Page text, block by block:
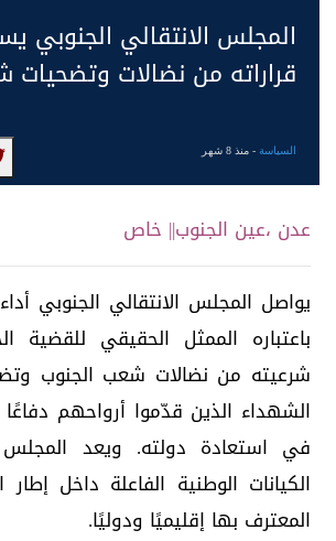
المجلس الانتقالي الجنوبي
قراراته من نضالات
السياسة- منذ 8 شهر
عدن ،عين الجنوب|| خاص
يواصل المجلس الانتقالي الجنوبي
باعتباره الممثل الحقيقي للقضية
شرعيته من نضالات شعب الجنوب
الشهداء الذين قدّموا أرواحهم
في استعادة دولته. ويعد المجلس
الكيانات الوطنية الفاعلة داخل
المعترف بها إقليميًا ودوليًا.